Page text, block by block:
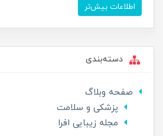
اطلاعات بیش‌تر
دسته‌بندی
صفحه وبلاگ
پزشکی و سلامت
مجله زیبایی افرا